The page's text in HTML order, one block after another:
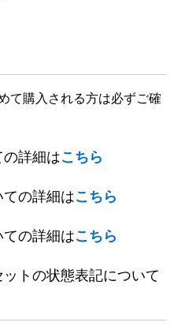
て購入される方は必ずご確
詳細はこちら
の詳細はこちら
の詳細はこちら
トの状態表記について